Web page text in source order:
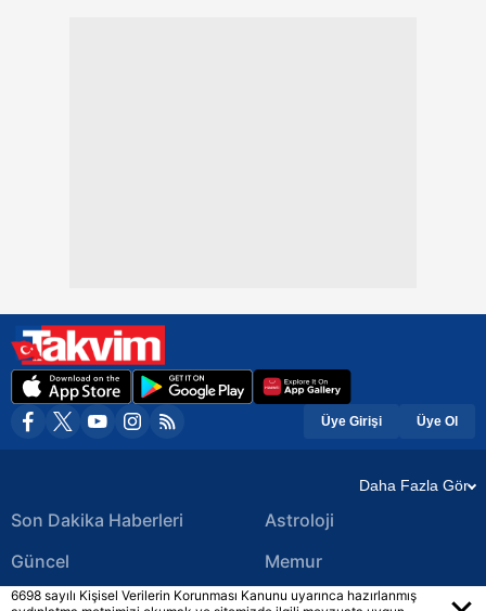
Üye Girişi Üye Ol
Daha Fazla Gör
Son Dakika Haberleri
Güncel
Ekonomi Haberleri
Astroloji
Memur
Yerel Haberler
6698 sayılı Kişisel Verilerin Korunması Kanunu uyarınca hazırlanmış